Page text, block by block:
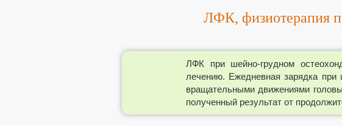
ЛФК, физиотерапия
ЛФК при шейно-грудном
лечению. Ежедневная зарядка при
вращательными движениями
полученный результат от